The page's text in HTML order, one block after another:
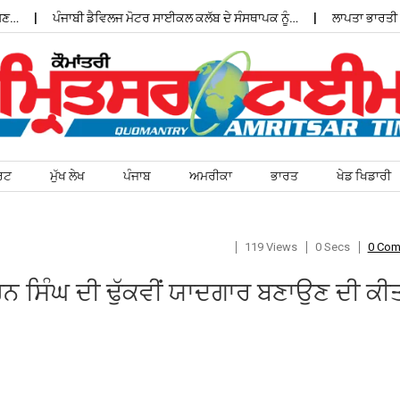
ਪੰਜਾਬੀ ਡੈਵਿਲਜ ਮੋਟਰ ਸਾਈਕਲ ਕਲੱਬ ਦੇ ਸੰਸਥਾਪਕ ਨੂੰ… ਲਾਪਤਾ ਭਾਰਤੀ
ਮੁੱਖ ਲੇਖ ਪੰਜਾਬ ਅਮਰੀਕਾ ਭਾਰਤ ਖੇਡ ਖਿਡਾਰੀ
119 Views 0 Secs 0
ਸਿੰਘ ਦੀ ਢੁੱਕਵੀਂ ਯਾਦਗਾਰ ਬਣਾਉਣ ਦੀ